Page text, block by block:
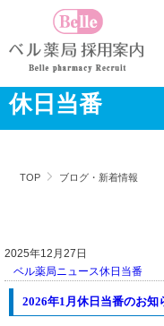
休日当番
TOP ブログ・新着情報
2025年12月27日
ベル薬局ニュース休日当番
2026年1月休日当番のお